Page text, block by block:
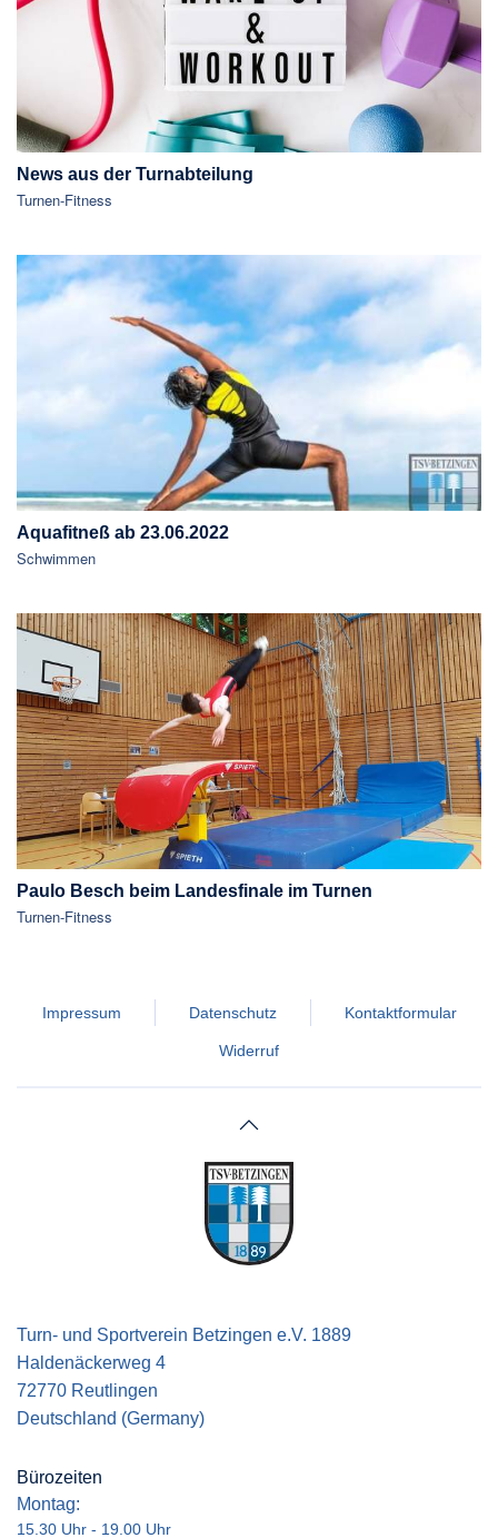
News aus der Turnabteilung
Turnen-Fitness
Aquafitneß ab 23.06.2022
Schwimmen
Paulo Besch beim Landesfinale im Turnen
Turnen-Fitness
Impressum Datenschutz Kontaktformular
Widerruf
Turn- und Sportverein Betzingen e.V. 1889
Haldenäckerweg 4
72770 Reutlingen
Deutschland (Germany)
Bürozeiten
Montag:
15.30 Uhr - 19.00 Uhr